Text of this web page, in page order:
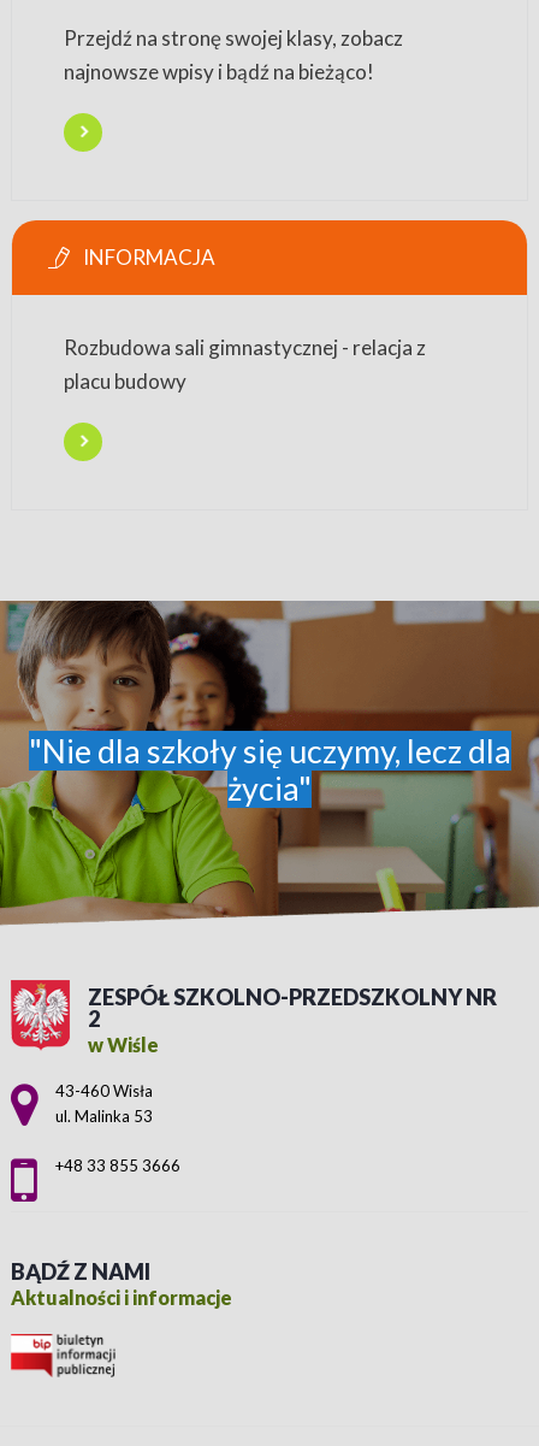
Przejdź na stronę swojej klasy, zobacz
najnowsze wpisy i bądź na bieżąco!
INFORMACJA
Rozbudowa sali gimnastycznej - relacja z
placu budowy
"Nie dla szkoły się uczymy, lecz dla
życia"
ZESPÓŁ SZKOLNO-PRZEDSZKOLNY NR
2
w Wiśle
Adres pocztowy:
43-460 Wisła
ul. Malinka 53
+48 33 855 3666
BĄDŹ Z NAMI
Aktualności i informacje